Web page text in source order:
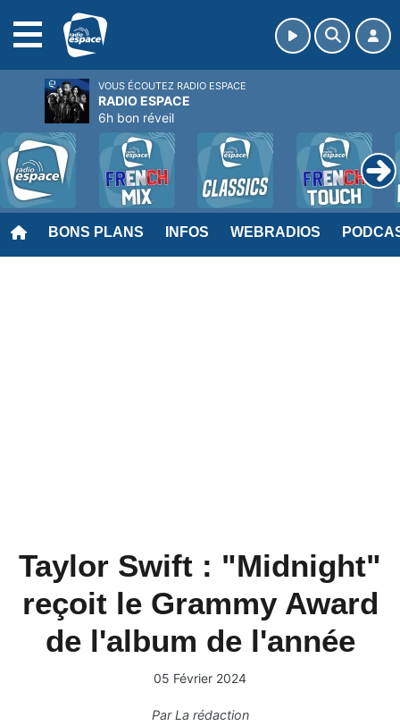
BONS PLANS INFOS WEBRADIOS
Taylor Swift : "Midnight"
reçoit le Grammy Award
de l'album de l'année
05 Février 2024
ParLa rédaction
VOUS ÉCOUTEZ RADIO ESPACE
RADIO ESPACE
6h bon réveil